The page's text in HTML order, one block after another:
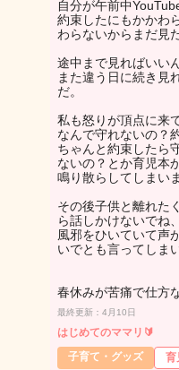
自分が午前中
約束したにもかかわ
わらないからまだ見
途中まで見ればいい
また違う日に続き見
だ。
私も怒りが頂点に来
なんで守れないの？
ちゃんと約束したら
ないの？とか育児本
鳴り散らしてしまい
その後子供と離れた
ら話しかけないでね、
風邪をひいていて声
いでとも言ってしま
春休みが苦痛で仕方
最終更新：4月10日
はじめてのママリ🔰
子育て・グッズ
育